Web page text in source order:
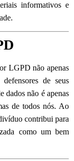
informativos e
LGPD não apenas
de seus
dados não é apenas
de todos nós. Ao
contribui para
como um bem